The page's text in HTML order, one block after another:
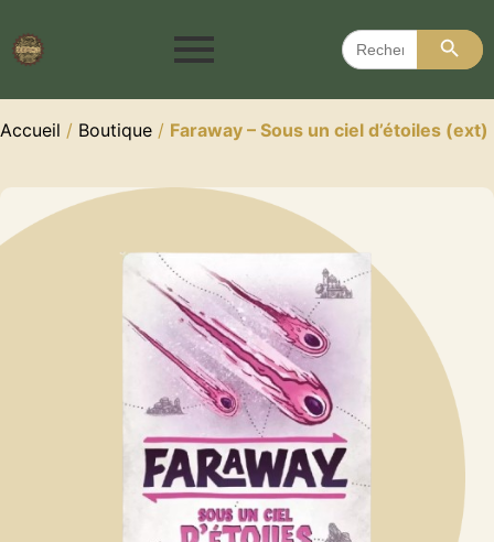
Search
for:
Search
Accueil / Boutique / Faraway – Sous un ciel d’étoiles (ext)